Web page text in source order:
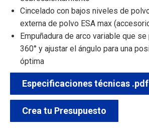
Cincelado con bajos niveles de
externa de polvo ESA max
Empuñadura de arco variable que
360° y ajustar el ángulo para una
óptima
Especificaciones técnicas .pdf
Crea tu Presupuesto